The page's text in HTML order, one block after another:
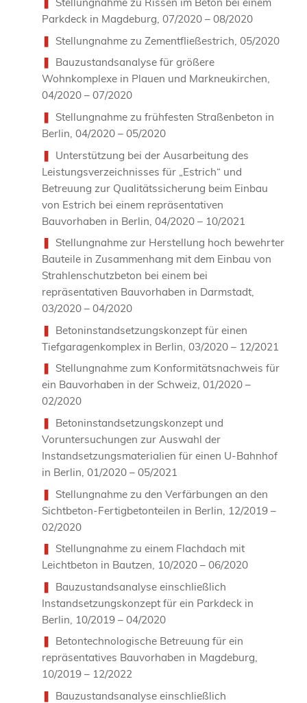
Parkdeck in Magdeburg, 07/2020 – 08/2020
Stellungnahme zu Zementfließestrich, 05/2020
Bauzustandsanalyse für größere
Wohnkomplexe in Plauen und Markneukirchen,
04/2020 – 07/2020
Stellungnahme zu frühfesten Straßenbeton in
Berlin, 04/2020 – 05/2020
Unterstützung bei der Ausarbeitung des
Leistungsverzeichnisses für „Estrich“ und
Betreuung zur Qualitätssicherung beim Einbau
von Estrich bei einem repräsentativen
Bauvorhaben in Berlin, 04/2020 – 10/2021
Stellungnahme zur Herstellung hoch bewehrter
Bauteile in Zusammenhang mit dem Einbau von
Strahlenschutzbeton bei einem bei
repräsentativen Bauvorhaben in Darmstadt,
03/2020 – 04/2020
Betoninstandsetzungskonzept für einen
Tiefgaragenkomplex in Berlin, 03/2020 – 12/2021
Stellungnahme zum Konformitätsnachweis für
ein Bauvorhaben in der Schweiz, 01/2020 –
02/2020
Betoninstandsetzungskonzept und
Voruntersuchungen zur Auswahl der
Instandsetzungsmaterialien für einen U-Bahnhof
in Berlin, 01/2020 – 05/2021
Stellungnahme zu den Verfärbungen an den
Sichtbeton-Fertigbetonteilen in Berlin, 12/2019 –
02/2020
Stellungnahme zu einem Flachdach mit
Leichtbeton in Bautzen, 10/2020 – 06/2020
Bauzustandsanalyse einschließlich
Instandsetzungskonzept für ein Parkdeck in
Berlin, 10/2019 – 04/2020
Betontechnologische Betreuung für ein
repräsentatives Bauvorhaben in Magdeburg,
10/2019 – 12/2022
Bauzustandsanalyse einschließlich